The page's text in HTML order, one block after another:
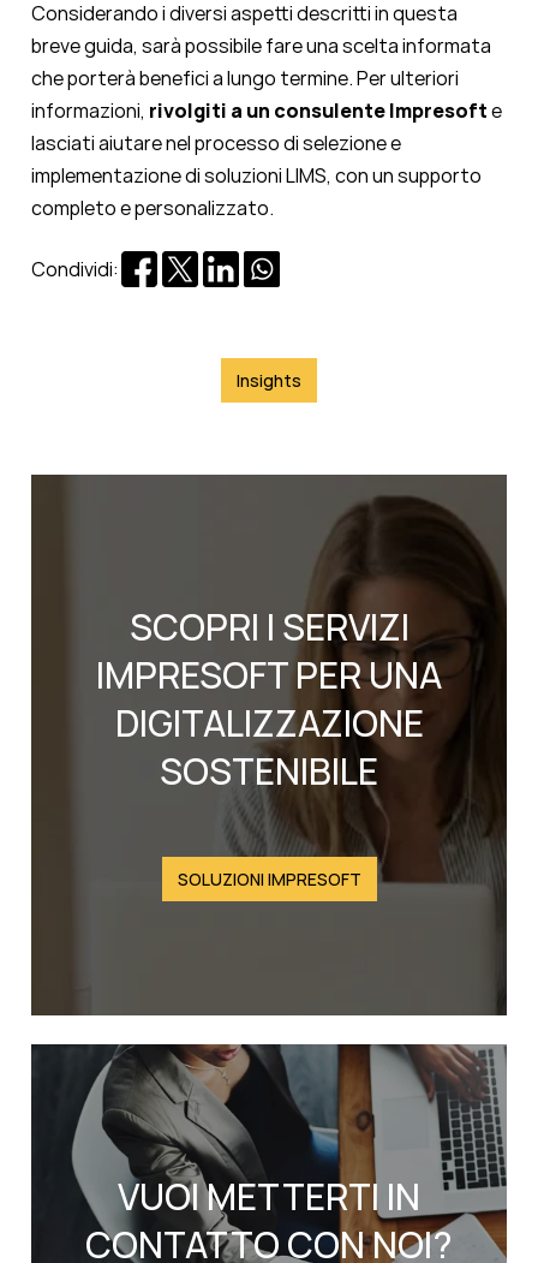
Considerando i diversi aspetti descritti in questa
breve guida, sarà possibile fare una scelta informata
che porterà benefici a lungo termine. Per ulteriori
informazioni, rivolgiti a un consulente Impresofte
lasciati aiutare nel processo di selezione e
implementazione di soluzioni LIMS, con un supporto
completo e personalizzato.
Condividi:
Insights
SCOPRI I SERVIZI
IMPRESOFT PER UNA
DIGITALIZZAZIONE
SOSTENIBILE
SOLUZIONI IMPRESOFT
VUOI METTERTI IN
CONTATTO CON NOI?